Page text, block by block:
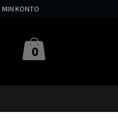
MIN KONTO
0